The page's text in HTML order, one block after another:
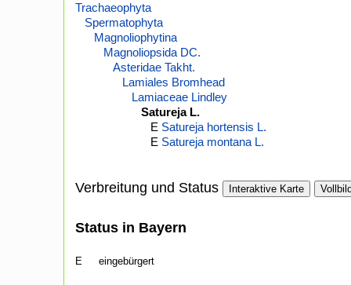
Trachaeophyta
Spermatophyta
Magnoliophytina
Magnoliopsida DC.
Asteridae Takht.
Lamiales Bromhead
Lamiaceae Lindley
Satureja L.
E Satureja hortensis L.
E Satureja montana L.
Verbreitung und Status Interaktive Karte
Status in Bayern
E eingebürgert